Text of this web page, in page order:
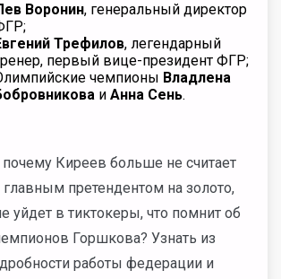
Воронин, генеральный директор
Трефилов, легендарный
первый вице-президент ФГР;
чемпионы Владлена
и Анна Сень.
почему Киреев больше не считает
претендентом на золото,
уйдет в тиктокеры, что помнит об
Горшкова? Узнать из
работы федерации и